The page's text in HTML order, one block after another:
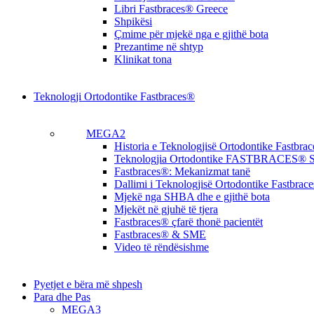
Libri Fastbraces® Greece
Shpikësi
Çmime për mjekë nga e gjithë bota
Prezantime në shtyp
Klinikat tona
Teknologji Ortodontike Fastbraces®
MEGA2
Historia e Teknologjisë Ortodontike
Teknologjia Ortodontike FASTBRACES®
Fastbraces®: Mekanizmat tanë
Dallimi i Teknologjisë Ortodontike
Mjekë nga SHBA dhe e gjithë bota
Mjekët në gjuhë të tjera
Fastbraces® çfarë thonë pacientët
Fastbraces® & SME
Video të rëndësishme
Pyetjet e bëra më shpesh
Para dhe Pas
MEGA3